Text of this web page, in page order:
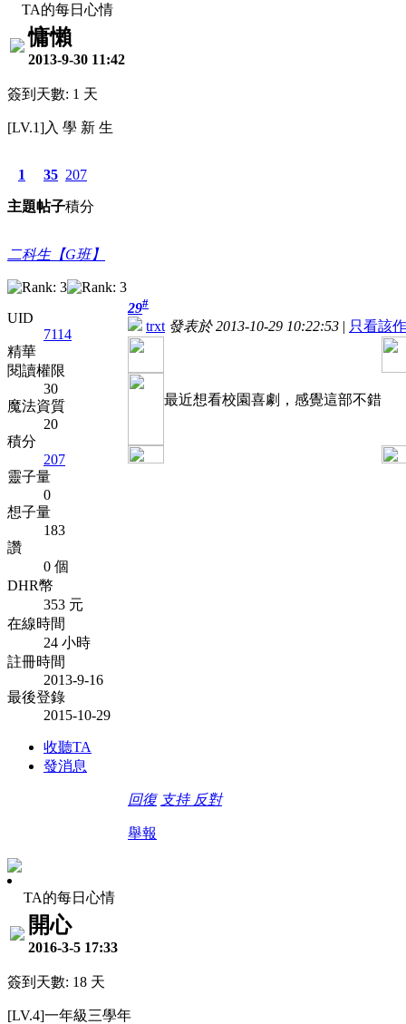
TA的每日心情
慵懶
2013-9-30 11:42
簽到天數: 1 天
[LV.1]入 學 新 生
1
主題
35
帖子
207
積分
二科生【G班】
UID
7114
精華
閱讀權限
30
魔法資質
20
積分
207
靈子量
0
想子量
183
讚
0 個
DHR幣
353 元
在線時間
24 小時
註冊時間
2013-9-16
最後登錄
2015-10-29
收聽TA
發消息
29#
trxt 發表於 2013-10-29 10:22:53 | 只看該
最近想看校園喜劇，感覺這部不錯
回復 支持 反對
舉報
TA的每日心情
開心
2016-3-5 17:33
簽到天數: 18 天
[LV.4]一年級三學年